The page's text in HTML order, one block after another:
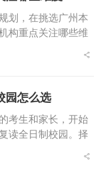
划，在挑选广州本
构重点关注哪些维
量的一环。成熟的
园怎么选
考生和家长，开始
读全日制校园。择
制校园怎么选？什